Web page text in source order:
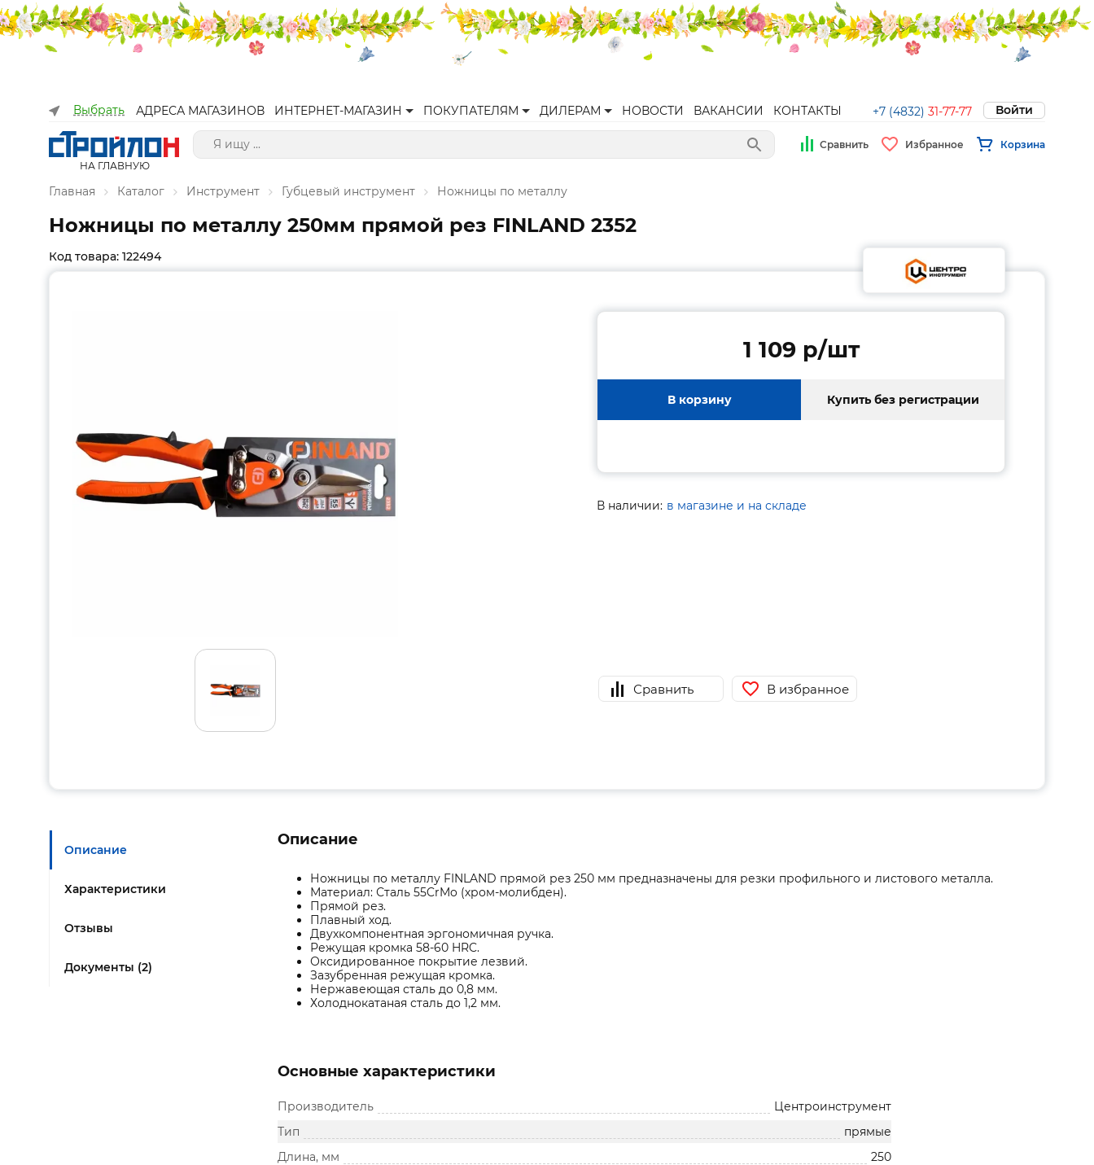
Выбрать АДРЕСА МАГАЗИНОВ ИНТЕРНЕТ-МАГАЗИН ПОКУПАТЕЛЯМ ДИЛЕРАМ НОВОСТИ ВАКАНСИИ КОНТАКТЫ +7 (4832) 31-77-77 Войти
НА ГЛАВНУЮ
Сравнить Избранное Корзина
Главная Каталог Инструмент Губцевый инструмент Ножницы по металлу
Ножницы по металлу 250мм прямой рез FINLAND 2352
Код товара: 122494
1 109 p/шт
В корзину Купить без регистрации
В наличии: в магазине и на складе
Сравнить В избранное
Описание
Характеристики
Отзывы
Документы (2)
Описание
Ножницы по металлу FINLAND прямой рез 250 мм предназначены для резки профильного и листового металла.
Материал: Сталь 55CrMo (хром-молибден).
Прямой рез.
Плавный ход.
Двухкомпонентная эргономичная ручка.
Режущая кромка 58-60 HRC.
Оксидированное покрытие лезвий.
Зазубренная режущая кромка.
Нержавеющая сталь до 0,8 мм.
Холоднокатаная сталь до 1,2 мм.
Основные характеристики
Производитель
Центроинструмент
Тип
прямые
Длина, мм
250